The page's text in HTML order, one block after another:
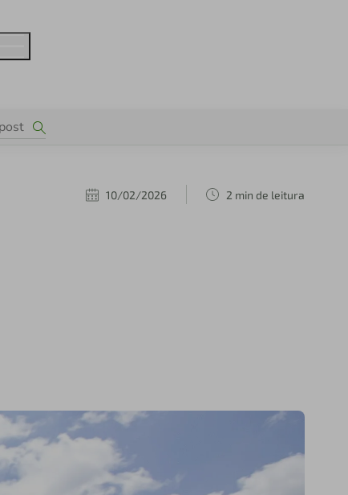
10/02/2026 2 min de leitura